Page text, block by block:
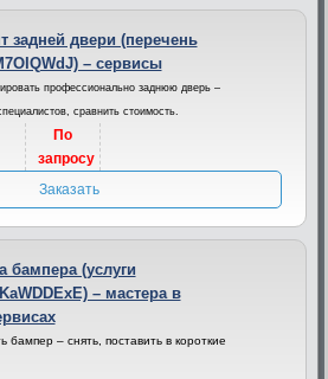
задней двери (перечень
– сервисы
профессионально заднюю дверь –
сравнить стоимость.
По
запросу
Заказать
бампера (услуги
– мастера в
бампер – снять, поставить в короткие